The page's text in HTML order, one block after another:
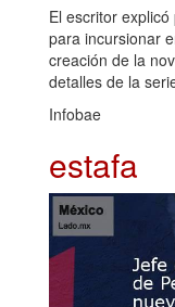
El escritor
para incursionar
creación de la
detalles de la
Infobae
estafa